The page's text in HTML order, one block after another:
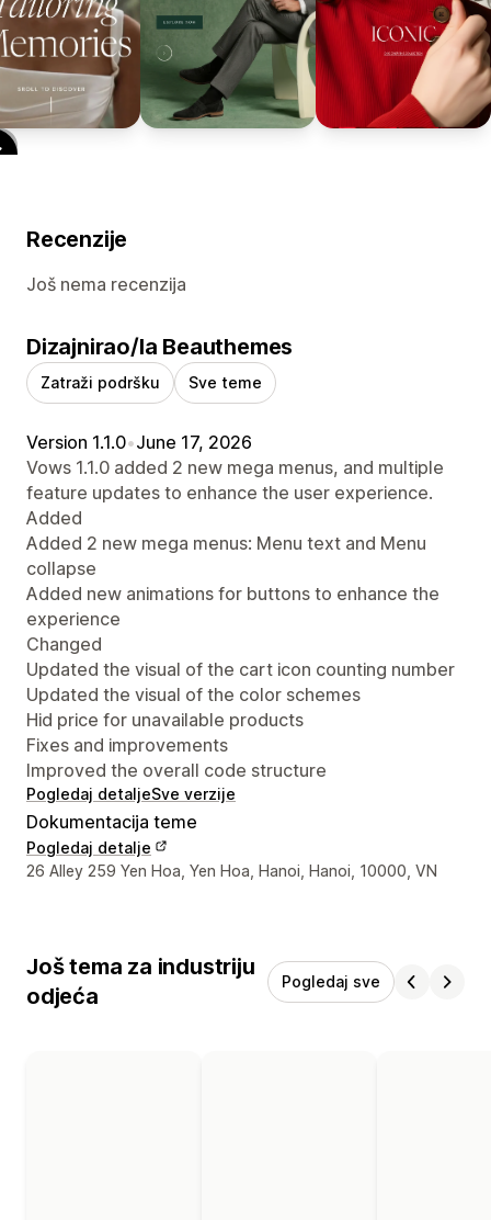
Recenzije
Još nema recenzija
Dizajnirao/la Beauthemes
Zatraži podršku Sve teme
Version 1.1.0•June 17, 2026
Vows 1.1.0 added 2 new mega menus, and multiple
feature updates to enhance the user experience.
Added
Added 2 new mega menus: Menu text and Menu
collapse
Added new animations for buttons to enhance the
experience
Changed
Updated the visual of the cart icon counting number
Updated the visual of the color schemes
Hid price for unavailable products
Fixes and improvements
Improved the overall code structure
Pogledaj detaljeSve verzije
Dokumentacija teme
Pogledaj detalje
Podaci za kontakt dizajnera
26 Alley 259 Yen Hoa, Yen Hoa, Hanoi, Hanoi, 10000, VN
Još tema za industriju
odjeća
Pogledaj sve